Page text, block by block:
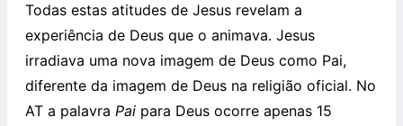
Todas estas atitudes de Jesus revelam a
experiência de Deus que o animava. Jesus
irradiava uma nova imagem de Deus como Pai,
diferente da imagem de Deus na religião oficial. No
AT a palavra Pai para Deus ocorre apenas 15